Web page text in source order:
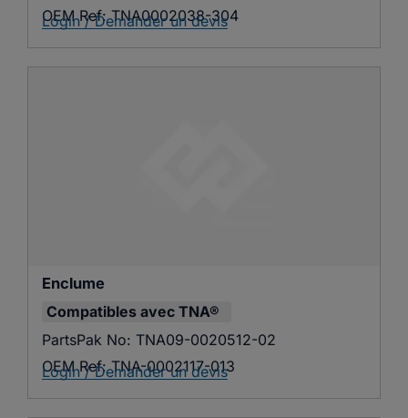
OEM Ref: TNA0002038-304
Login / Demander un devis
Enclume
Compatibles avec TNA®
PartsPak No: TNA09-0020512-02
OEM Ref: TNA-0002117-013
Login / Demander un devis